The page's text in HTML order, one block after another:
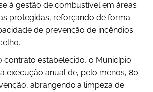
à gestão de combustível em áreas
protegidas, reforçando de forma
de prevenção de incêndios
contrato estabelecido, o Município
execução anual de, pelo menos, 80
abrangendo a limpeza de